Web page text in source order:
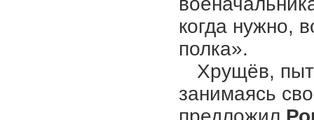
когда нужно,
полка».
Хрущёв,
занимаясь